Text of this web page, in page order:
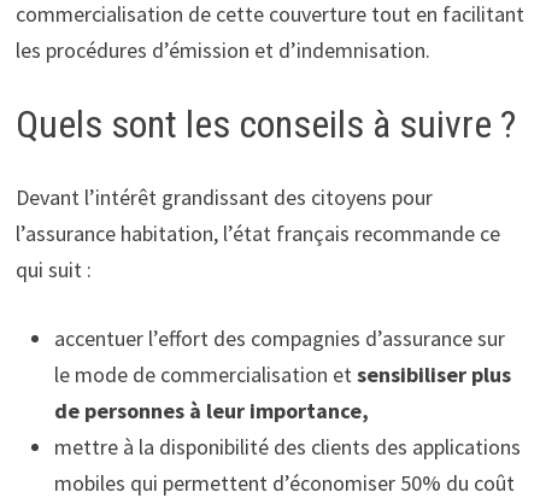
commercialisation de cette couverture tout en facilitant
les procédures d’émission et d’indemnisation.
Quels sont les conseils à suivre ?
Devant l’intérêt grandissant des citoyens pour
l’assurance habitation, l’état français recommande ce
qui suit :
accentuer l’effort des compagnies d’assurance sur
le mode de commercialisation etsensibiliser plus
de personnes à leur importance,
mettre à la disponibilité des clients des applications
mobiles qui permettent d’économiser 50% du coût